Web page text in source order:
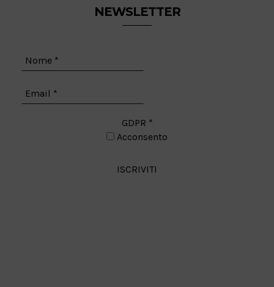
NEWSLETTER
GDPR *
Acconsento